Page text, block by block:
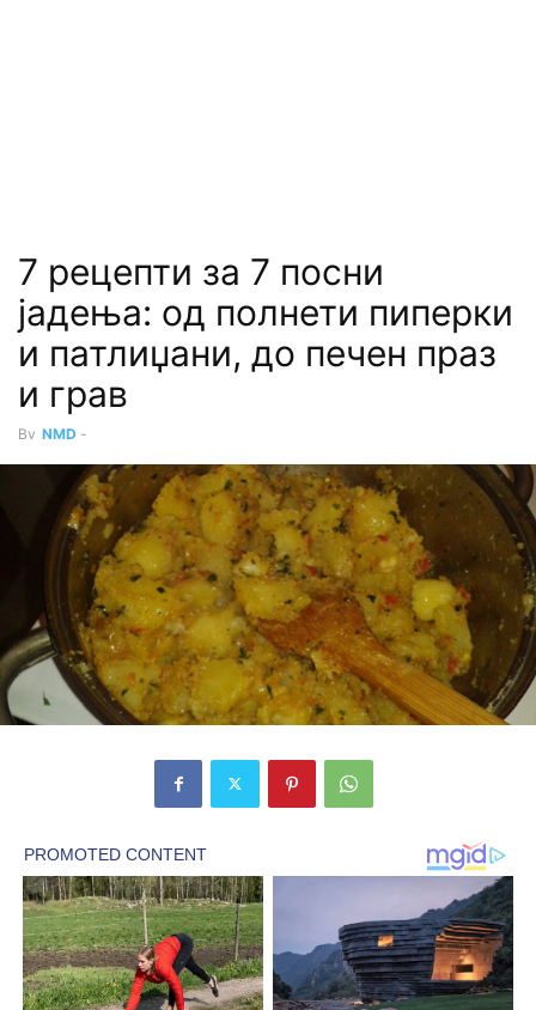
7 рецепти за 7 посни
јадења: од полнети пиперки
и патлиџани, до печен праз
и грав
By NMD -